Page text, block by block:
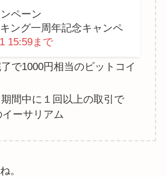
ペーン
キング一周年記念キャンペ
15:59まで
で1000円相当のビットコイ
間中に１回以上の取引で
ーサリアム
。